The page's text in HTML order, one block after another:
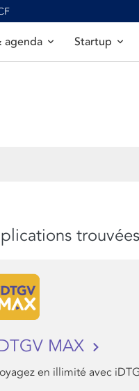
agenda Startup
MAX
en illimité avec